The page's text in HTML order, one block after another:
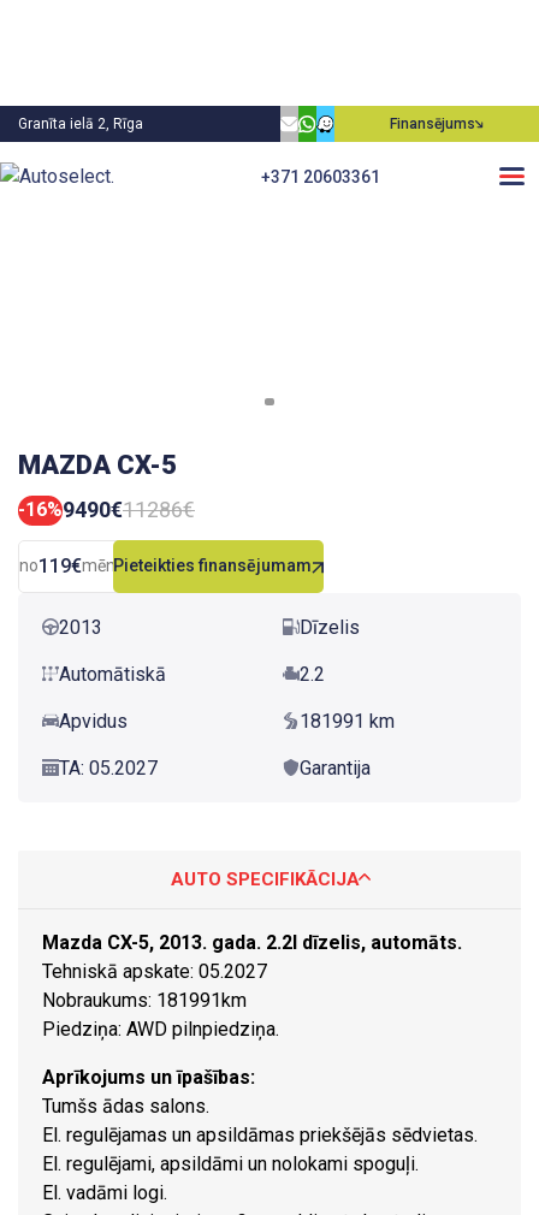
Granīta ielā 2, Rīga Finansējums
+371 20603361
MAZDA CX-5
-16%9490€11286€
no119€mēn.Pieteikties finansējumam
2013 Dīzelis
Automātiskā 2.2
Apvidus 181991 km
TA: 05.2027 Garantija
AUTO SPECIFIKĀCIJA
Mazda CX-5, 2013. gada. 2.2l dīzelis, automāts.
Tehniskā apskate: 05.2027
Nobraukums: 181991km
Piedziņa: AWD pilnpiedziņa.
Aprīkojums un īpašības:
Tumšs ādas salons.
El. regulējamas un apsildāmas priekšējās sēdvietas.
El. regulējami, apsildāmi un nolokami spoguļi.
El. vadāmi logi.